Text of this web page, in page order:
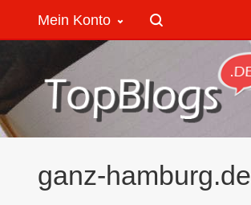
Mein Konto
ganz-hamburg.de